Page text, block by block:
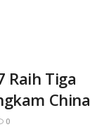
Raih Tiga
China
0